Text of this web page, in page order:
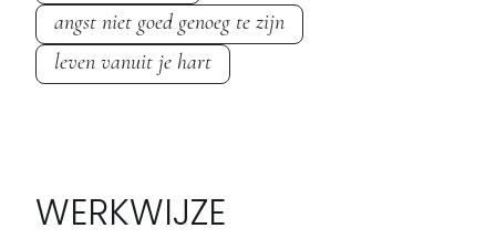
angst niet goed genoeg te zijn
leven vanuit je hart
WERKWIJZE